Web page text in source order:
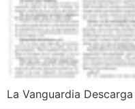
La Vanguardia